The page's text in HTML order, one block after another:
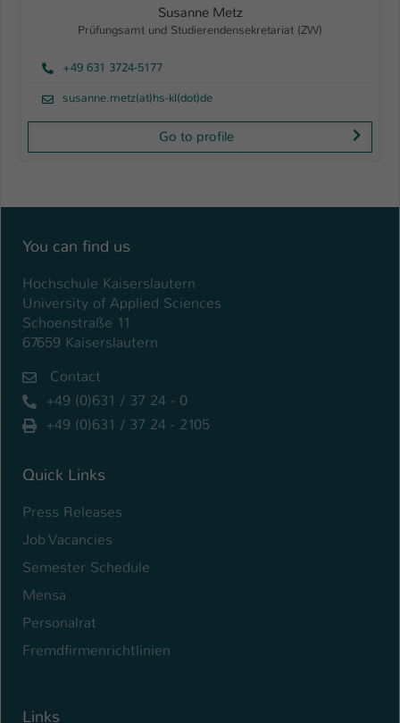
Susanne Metz
Prüfungsamt und Studierendensekretariat (ZW)
+49 631 3724-5177
susanne.metz(at)hs-kl(dot)de
Go to profile
You can find us
Hochschule Kaiserslautern
University of Applied Sciences
Schoenstraße 11
67659 Kaiserslautern
Contact
+49 (0)631 / 37 24 - 0
+49 (0)631 / 37 24 - 2105
Quick Links
Press Releases
Job Vacancies
Semester Schedule
Mensa
Personalrat
Fremdfirmenrichtlinien
Links